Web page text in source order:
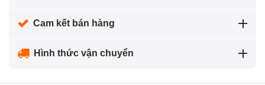
Cam kết bán hàng
Hình thức vận chuyển